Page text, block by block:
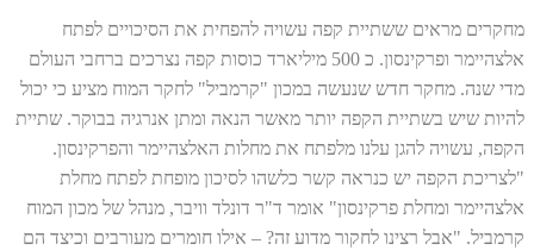
מחקרים מראים ששתיית קפה עשויה להפחית את הסיכויים לפתח
אלצהיימר ופרקינסון. כ 500 מיליארד כוסות קפה נצרכים ברחבי העולם
מדי שנה. מחקר חדש שנעשה במכון "קרמביל" לחקר המוח מציע כי יכול
להיות שיש בשתיית הקפה יותר מאשר הנאה ומתן אנרגיה בבוקר. שתיית
הקפה, עשויה להגן עלנו מלפתח את מחלות האלצהיימר והפרקינסון.
"לצריכת הקפה יש כנראה קשר כלשהו לסיכון מופחת לפתח מחלת
אלצהיימר ומחלת פרקינסון" אומר ד"ר דונלד וויבר, מנהל של מכון המוח
קרמביל. "אבל רצינו לחקור מדוע זה? – אילו חומרים מעורבים וכיצד הם